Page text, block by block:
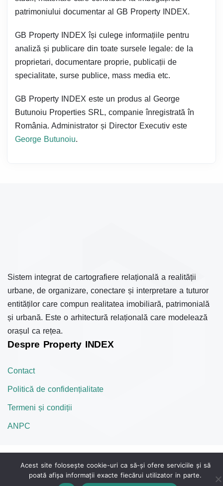
patrimoniului documentar al GB Property INDEX.
GB Property INDEX își culege informațiile pentru
analiză și publicare din toate sursele legale: de la
proprietari, documentare proprie, publicații de
specialitate, surse publice, mass media etc.
GB Property INDEX este un produs al George
Butunoiu Properties SRL, companie înregistrată în
România. Administrator și Director Executiv este
George Butunoiu.
Sistem integrat de cartografiere relațională a realității
urbane, de organizare, conectare și interpretare a tuturor
entităților care compun realitatea imobiliară, patrimonială
și urbană. Este o arhitectură relațională care modelează
orașul ca rețea.
Despre Property INDEX
Contact
Politică de confidențialitate
Termeni și condiții
ANPC
Acest site folosește cookie-uri ca să-și ofere serviciile și să
poată afișa informații exacte fiecărui utilizator in parte.